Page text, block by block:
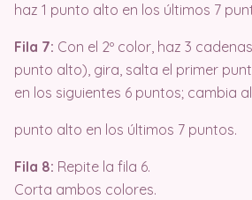
haz 1 punto alto en los últimos 7
Fila 7: Con el 2º color, haz 3
punto alto), gira, salta el primer
en los siguientes 6 puntos; cambia
punto alto en los últimos 7 puntos.
Fila 8: Repite la fila 6.
Corta ambos colores.